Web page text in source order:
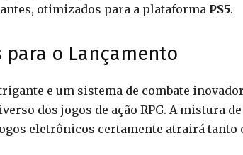
otimizados para a plataforma PS5.
para o Lançamento
e um sistema de combate
dos jogos de ação RPG. A mistura
eletrônicos certamente atrairá tanto